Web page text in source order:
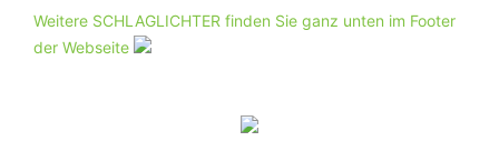
Weitere SCHLAGLICHTER finden Sie ganz unten im Footer
der Webseite